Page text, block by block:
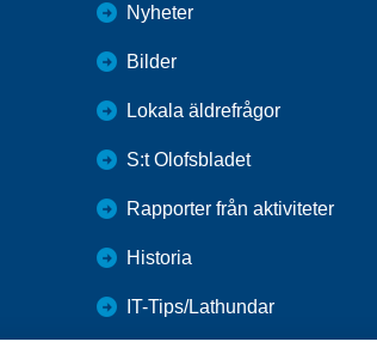
Nyheter
Bilder
Lokala äldrefrågor
S:t Olofsbladet
Rapporter från aktiviteter
Historia
IT-Tips/Lathundar